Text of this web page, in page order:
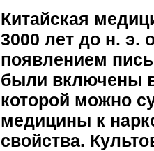
Китайская
3000 лет до н. э.
появлением
были включены в
которой можно
медицины к
свойства.